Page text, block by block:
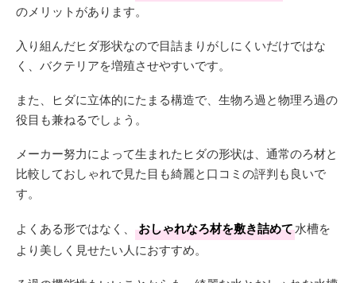
のメリットがあります。
入り組んだヒダ形状なので目詰まりがしにくいだけではな
く、バクテリアを増殖させやすいです。
また、ヒダに立体的にたまる構造で、生物ろ過と物理ろ過の
役目も兼ねるでしょう。
メーカー努力によって生まれたヒダの形状は、通常のろ材と
比較しておしゃれで見た目も綺麗と口コミの評判も良いで
す。
よくある形ではなく、 おしゃれなろ材を敷き詰めて水槽を
より美しく見せたい人におすすめ。